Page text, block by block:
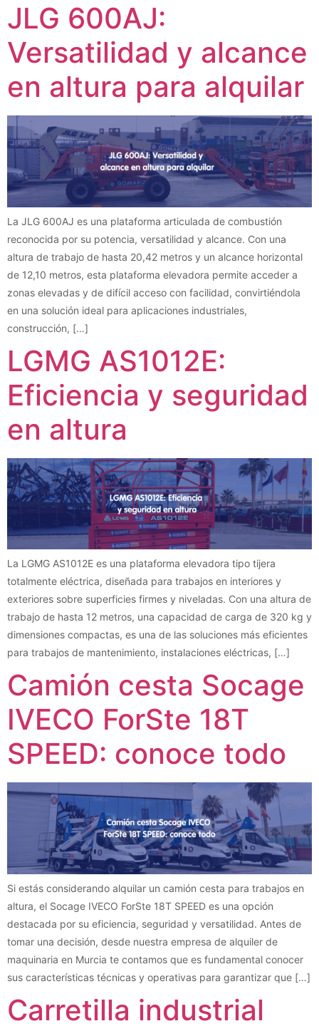
JLG 600AJ:
Versatilidad y alcance
en altura para alquilar
La JLG 600AJ es una plataforma articulada de combustión
reconocida por su potencia, versatilidad y alcance. Con una
altura de trabajo de hasta 20,42 metros y un alcance horizontal
de 12,10 metros, esta plataforma elevadora permite acceder a
zonas elevadas y de difícil acceso con facilidad, convirtiéndola
en una solución ideal para aplicaciones industriales,
construcción, […]
LGMG AS1012E:
Eficiencia y seguridad
en altura
La LGMG AS1012E es una plataforma elevadora tipo tijera
totalmente eléctrica, diseñada para trabajos en interiores y
exteriores sobre superficies firmes y niveladas. Con una altura de
trabajo de hasta 12 metros, una capacidad de carga de 320 kg y
dimensiones compactas, es una de las soluciones más eficientes
para trabajos de mantenimiento, instalaciones eléctricas, […]
Camión cesta Socage
IVECO ForSte 18T
SPEED: conoce todo
Si estás considerando alquilar un camión cesta para trabajos en
altura, el Socage IVECO ForSte 18T SPEED es una opción
destacada por su eficiencia, seguridad y versatilidad. Antes de
tomar una decisión, desde nuestra empresa de alquiler de
maquinaria en Murcia te contamos que es fundamental conocer
sus características técnicas y operativas para garantizar que […]
Carretilla industrial